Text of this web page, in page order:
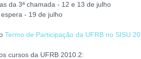
da 3ª chamada - 12 e 13 de julho
- 19 de julho
Termo de Participação da UFRB no SISU
cursos da UFRB 2010.2: